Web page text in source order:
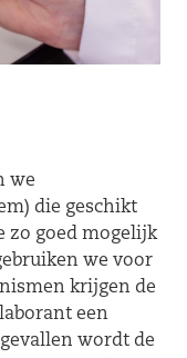
we
die geschikt
zo goed mogelijk
we voor
krijgen de
een
wordt de